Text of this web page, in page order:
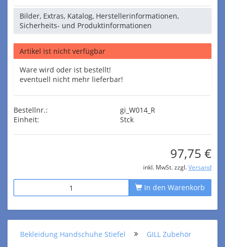
Bilder, Extras, Katalog, Herstellerinformationen,
Sicherheits- und Produktinformationen
Artikel ist nicht verfügbar
Ware wird oder ist bestellt!
eventuell nicht mehr lieferbar!
Bestellnr.:
gi_W014_R
Einheit:
Stck
97,75 €
inkl. MwSt. zzgl. Versand
In den Warenkorb
Bekleidung Handschuhe Stiefel GILL Zubehör